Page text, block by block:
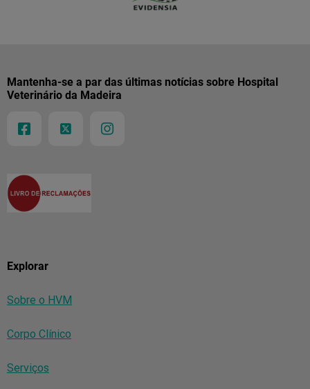
Explorar
Sobre o HVM
Corpo Clínico
Serviços
Mantenha-se a par das últimas notícias sobre Hospital
Veterinário da Madeira